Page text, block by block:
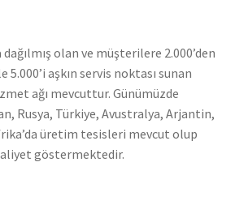
dağılmış olan ve müşterilere 2.000’den
5.000’i aşkın servis noktası sunan
ağı mevcuttur. Günümüzde
Rusya, Türkiye, Avustralya, Arjantin,
üretim tesisleri mevcut olup
göstermektedir.